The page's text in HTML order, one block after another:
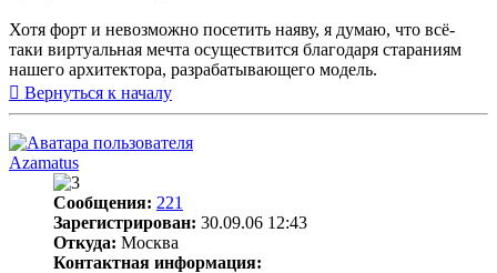
Хотя форт и невозможно посетить наяву, я думаю, что всё-
таки виртуальная мечта осуществится благодаря стараниям
нашего архитектора, разрабатывающего модель.
Вернуться к началу
Azamatus
Сообщения: 221
Зарегистрирован: 30.09.06 12:43
Откуда: Москва
Контактная информация: